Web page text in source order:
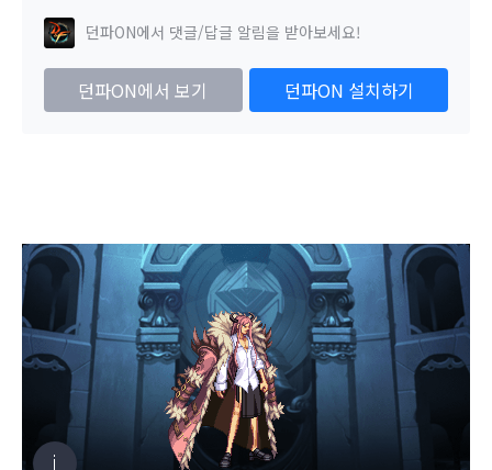
던파ON에서 댓글/답글 알림을 받아보세요!
던파ON에서 보기 던파ON 설치하기